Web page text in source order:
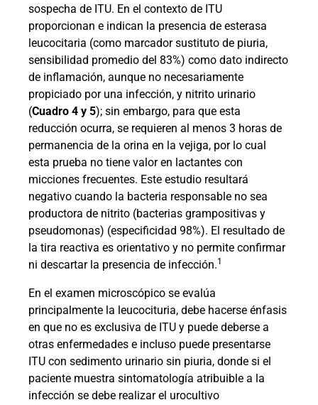
sospecha de ITU. En el contexto de ITU
proporcionan e indican la presencia de esterasa
leucocitaria (como marcador sustituto de piuria,
sensibilidad promedio del 83%) como dato indirecto
de inflamación, aunque no necesariamente
propiciado por una infección, y nitrito urinario
(Cuadro 4 y 5); sin embargo, para que esta
reducción ocurra, se requieren al menos 3 horas de
permanencia de la orina en la vejiga, por lo cual
esta prueba no tiene valor en lactantes con
micciones frecuentes. Este estudio resultará
negativo cuando la bacteria responsable no sea
productora de nitrito (bacterias grampositivas y
pseudomonas) (especificidad 98%). El resultado de
la tira reactiva es orientativo y no permite confirmar
ni descartar la presencia de infección.1
En el examen microscópico se evalúa
principalmente la leucocituria, debe hacerse énfasis
en que no es exclusiva de ITU y puede deberse a
otras enfermedades e incluso puede presentarse
ITU con sedimento urinario sin piuria, donde si el
paciente muestra sintomatología atribuible a la
infección se debe realizar el urocultivo